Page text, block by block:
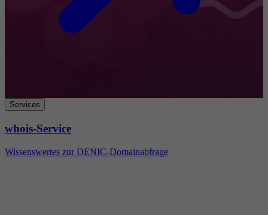
Services
whois-Service
Wissenswertes zur DENIC-Domainabfrage